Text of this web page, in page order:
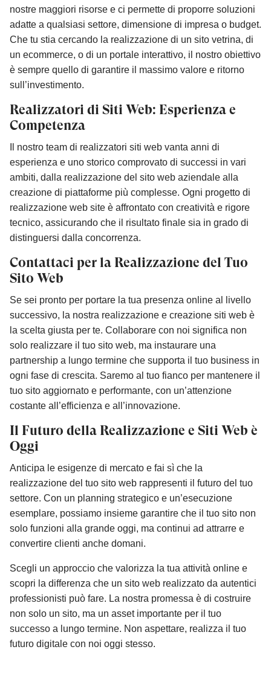
nostre maggiori risorse e ci permette di proporre soluzioni
adatte a qualsiasi settore, dimensione di impresa o budget.
Che tu stia cercando la realizzazione di un sito vetrina, di
un ecommerce, o di un portale interattivo, il nostro obiettivo
è sempre quello di garantire il massimo valore e ritorno
sull’investimento.
Realizzatori di Siti Web: Esperienza e
Competenza
Il nostro team di realizzatori siti web vanta anni di
esperienza e uno storico comprovato di successi in vari
ambiti, dalla realizzazione del sito web aziendale alla
creazione di piattaforme più complesse. Ogni progetto di
realizzazione web site è affrontato con creatività e rigore
tecnico, assicurando che il risultato finale sia in grado di
distinguersi dalla concorrenza.
Contattaci per la Realizzazione del Tuo
Sito Web
Se sei pronto per portare la tua presenza online al livello
successivo, la nostra realizzazione e creazione siti web è
la scelta giusta per te. Collaborare con noi significa non
solo realizzare il tuo sito web, ma instaurare una
partnership a lungo termine che supporta il tuo business in
ogni fase di crescita. Saremo al tuo fianco per mantenere il
tuo sito aggiornato e performante, con un’attenzione
costante all’efficienza e all’innovazione.
Il Futuro della Realizzazione e Siti Web è
Oggi
Anticipa le esigenze di mercato e fai sì che la
realizzazione del tuo sito web rappresenti il futuro del tuo
settore. Con un planning strategico e un’esecuzione
esemplare, possiamo insieme garantire che il tuo sito non
solo funzioni alla grande oggi, ma continui ad attrarre e
convertire clienti anche domani.
Scegli un approccio che valorizza la tua attività online e
scopri la differenza che un sito web realizzato da autentici
professionisti può fare. La nostra promessa è di costruire
non solo un sito, ma un asset importante per il tuo
successo a lungo termine. Non aspettare, realizza il tuo
futuro digitale con noi oggi stesso.